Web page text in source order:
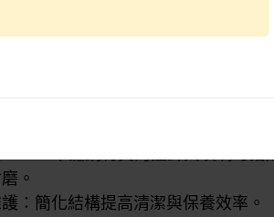
高附著：噴槍輕巧、霧化均勻，提升
：SUS 不鏽鋼材質的撞針與噴嘴可
。
：簡化結構提高清潔與保養效率。